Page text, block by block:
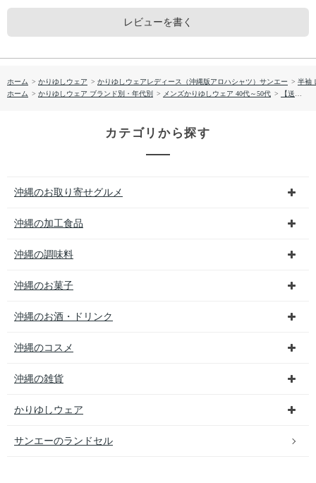
レビューを書く
ホーム > かりゆしウェア > かりゆしウェアレディース（沖縄版アロハシャツ）サンエー > 半袖
ホーム > かりゆしウェア ブランド別・年代別 > メンズかりゆしウェア 40代～50代 > 【送料無料】カフー小花 形態安定 かりゆしウェア P1026-13L
カテゴリから探す
沖縄のお取り寄せグルメ
沖縄の加工食品
沖縄の調味料
沖縄のお菓子
沖縄のお酒・ドリンク
沖縄のコスメ
沖縄の雑貨
かりゆしウェア
サンエーのランドセル